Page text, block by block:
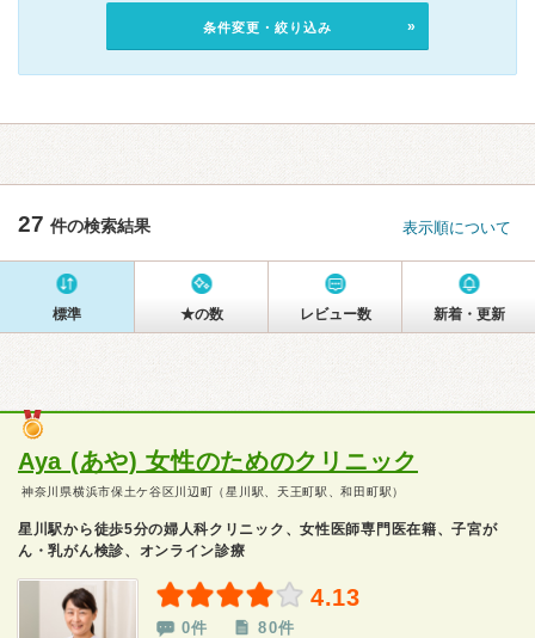
条件変更・絞り込み
27 件の検索結果 表示順について
標準 ★の数 レビュー数 新着・更新
Aya (あや) 女性のためのクリニック
神奈川県横浜市保土ケ谷区川辺町（星川駅、天王町駅、和田町駅）
星川駅から徒歩5分の婦人科クリニック、女性医師専門医在籍、子宮が
ん・乳がん検診、オンライン診療
4.13
0件 80件